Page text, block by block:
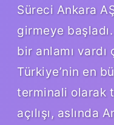
Süreci Ankara
girmeye
bir anlamı
Türkiye’nin en
terminali olarak
açılışı, aslında